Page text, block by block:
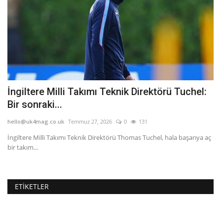
İngiltere Milli Takımı Teknik Direktörü Tuchel:
Bir sonraki...
hello@uk4mag.co.uk Temmuz 27, 2026 0 131
İngiltere Milli Takımı Teknik Direktörü Thomas Tuchel, hala başarıya aç
bir takım...
ETIKETLER